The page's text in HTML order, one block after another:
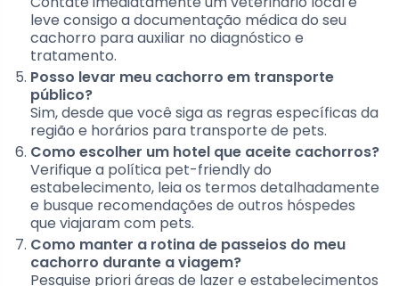
leve consigo a documentação médica do seu
cachorro para auxiliar no diagnóstico e
tratamento.
Posso levar meu cachorro em transporte
público?
Sim, desde que você siga as regras específicas da
região e horários para transporte de pets.
Como escolher um hotel que aceite cachorros?
Verifique a política pet-friendly do
estabelecimento, leia os termos detalhadamente
e busque recomendações de outros hóspedes
que viajaram com pets.
Como manter a rotina de passeios do meu
cachorro durante a viagem?
Pesquise priori áreas de lazer e estabelecimentos